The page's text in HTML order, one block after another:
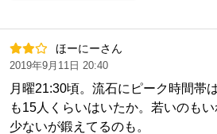
ほーにーさん
2019年9月11日 20:40
月曜21:30頃。流石にピーク時間帯
も15人くらいはいたか。若いのもい
少ないが鍛えてるのも。